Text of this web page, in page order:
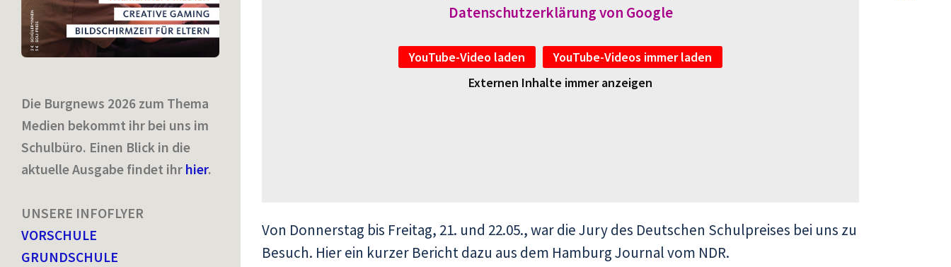
Datenschutzerklärung von Google
YouTube-Video laden
YouTube-Videos immer laden
Externen Inhalte immer anzeigen
Von Donnerstag bis Freitag, 21. und 22.05., war die Jury des Deutschen Schulpreises bei uns zu
Besuch. Hier ein kurzer Bericht dazu aus dem Hamburg Journal vom NDR.
Die Burgnews 2026 zum Thema
Medien bekommt ihr bei uns im
Schulbüro. Einen Blick in die
aktuelle Ausgabe findet ihr hier.
UNSERE INFOFLYER
VORSCHULE
GRUNDSCHULE